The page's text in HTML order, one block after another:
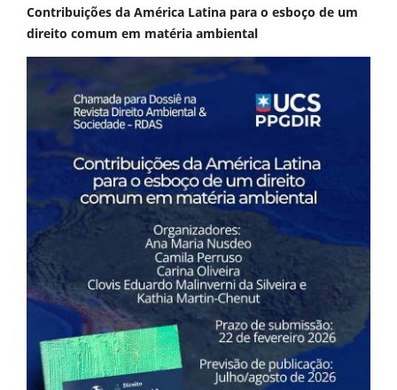
Contribuições da América Latina para o esboço de um
direito comum em matéria ambiental